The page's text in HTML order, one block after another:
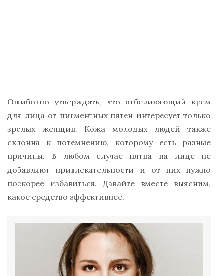
Ошибочно утверждать, что отбеливающий крем
для лица от пигментных пятен интересует только
зрелых женщин. Кожа молодых людей также
склонна к потемнению, которому есть разные
причины. В любом случае пятна на лице не
добавляют привлекательности и от них нужно
поскорее избавиться. Давайте вместе выясним,
какое средство эффективнее.